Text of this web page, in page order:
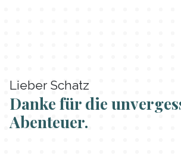
Lieber Schatz
Danke für die
Abenteuer.